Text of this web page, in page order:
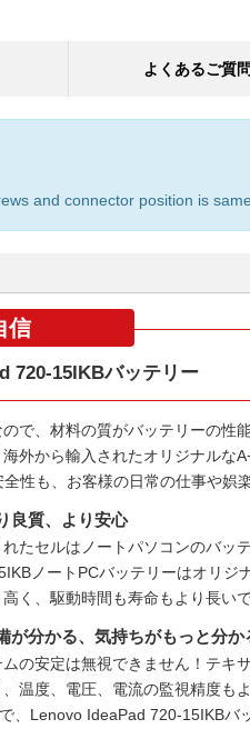
よくあるご質問
and connector position is
信
720-15IKBバッテリー
で、材料の質がバッテリーの性
外から輸入されたオリジナルな
性も、お客様の日常の仕事や娯
良質、より安心
たセルはノートパソコンのバッ
ノートPCバッテリーはオリジ
く、駆動時間も寿命もより長いで
が分かる、気持ちがもっと分か
ムの安定は無視できません！テキ
、温度、電圧、電流の監視精度も
、Lenovo IdeaPad 720-15IKBバ